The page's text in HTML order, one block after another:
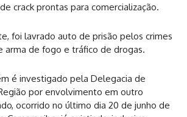
crack prontas para comercialização.
foi lavrado auto de prisão pelos crimes
arma de fogo e tráfico de drogas.
é investigado pela Delegacia de
por envolvimento em outro
ocorrido no último dia 20 de junho de